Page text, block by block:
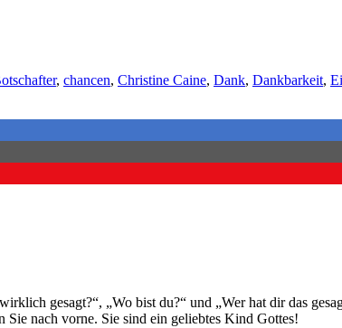
, chancen, Christine Caine, Dank, Dankbarkeit,
gesagt?“, „Wo bist du?“ und „Wer hat dir das
nach vorne. Sie sind ein geliebtes Kind Gottes!